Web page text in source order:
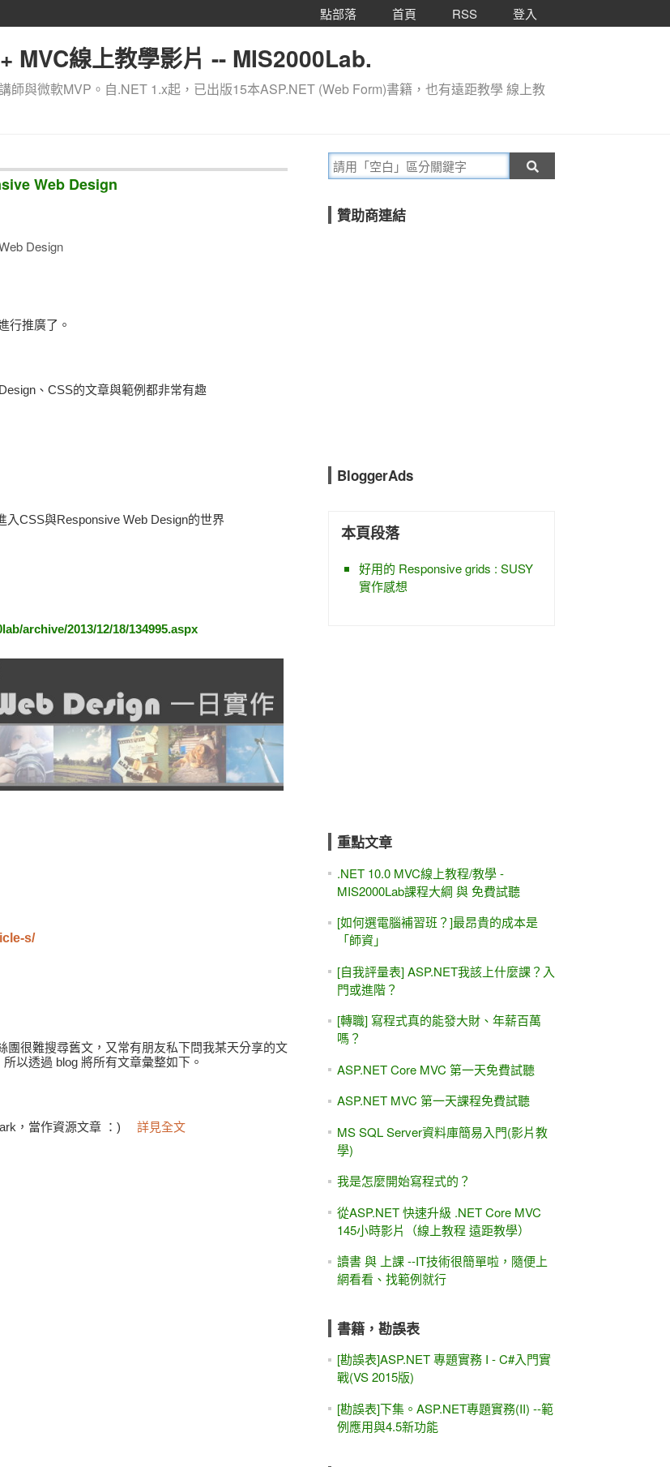
點部落 首頁 RSS 登入
MVC線上教學影片 -- MIS2000Lab.
師與微軟MVP。自.NET 1.x起，已出版15本ASP.NET (Web Form)書籍，也有遠距教學 線上教
Web Design
Design
行推廣了。
、CSS的文章與範例都非常有趣
入CSS與Responsive Web Design的世界
archive/2013/12/18/134995.aspx
s/
很難搜尋舊文，又常有朋友私下問我某天分享的文
以透過 blog 將所有文章彙整如下。
，當作資源文章 ：) 詳見全文
贊助商連結
BloggerAds
本頁段落
好用的 Responsive grids : SUSY
實作感想
重點文章
.NET 10.0 MVC線上教程/教學 -
MIS2000Lab課程大綱 與 免費試聽
[如何選電腦補習班？]最昂貴的成本是
「師資」
[自我評量表] ASP.NET我該上什麼課？入
門或進階？
[轉職] 寫程式真的能發大財、年薪百萬
嗎？
ASP.NET Core MVC 第一天免費試聽
ASP.NET MVC 第一天課程免費試聽
MS SQL Server資料庫簡易入門(影片教
學)
我是怎麼開始寫程式的？
從ASP.NET 快速升級 .NET Core MVC
145小時影片（線上教程 遠距教學）
讀書 與 上課 --IT技術很簡單啦，隨便上
網看看、找範例就行
書籍，勘誤表
[勘誤表]ASP.NET 專題實務 I - C#入門實
戰(VS 2015版)
[勘誤表]下集。ASP.NET專題實務(II) --範
例應用與4.5新功能